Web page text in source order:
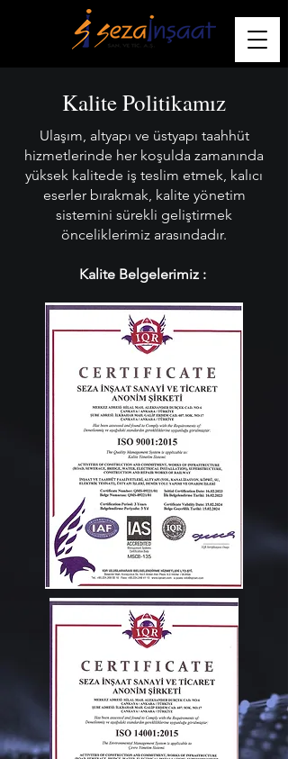
Kalite Politikamız
Ulaşım, altyapı ve üstyapı taahhüt
hizmetlerinde her koşulda zamanında
yüksek kalitede iş teslim etmek, kalıcı
eserler bırakmak, kalite yönetim
sistemini sürekli geliştirmek
önceliklerimiz arasındadır.
Kalite Belgelerimiz :